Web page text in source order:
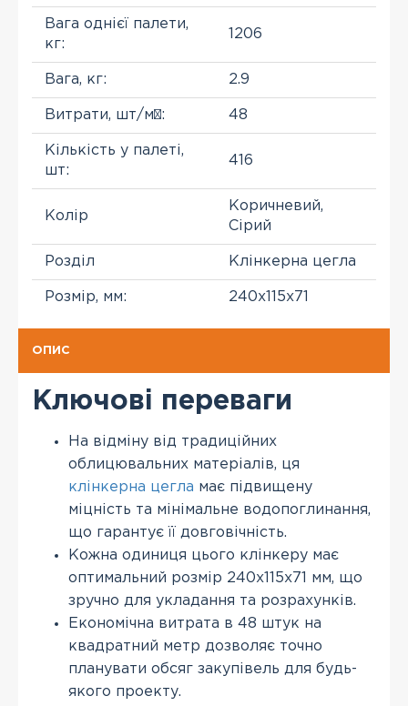
Вага однієї палети,
кг:
1206
Вага, кг: 2.9
Витрати, шт/м²: 48
Кількість у палеті,
шт:
416
Колір
Коричневий,
Сірий
Розділ Клінкерна цегла
Розмір, мм: 240x115x71
ОПИС
Ключові переваги
На відміну від традиційних
облицювальних матеріалів, ця
клінкерна цегла має підвищену
міцність та мінімальне водопоглинання,
що гарантує її довговічність.
Кожна одиниця цього клінкеру має
оптимальний розмір 240x115x71 мм, що
зручно для укладання та розрахунків.
Економічна витрата в 48 штук на
квадратний метр дозволяє точно
планувати обсяг закупівель для будь-
якого проекту.